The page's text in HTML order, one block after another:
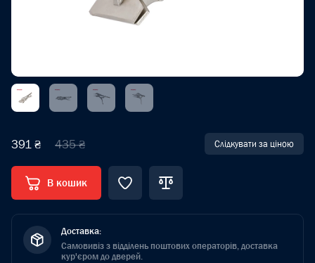
391 ₴ 435 ₴ Слідкувати за ціною
В кошик
Доставка:
Самовивіз з відділень поштових операторів, доставка
кур'єром до дверей.